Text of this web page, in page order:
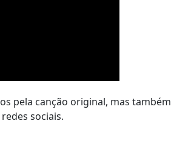
pela canção original, mas
sociais.